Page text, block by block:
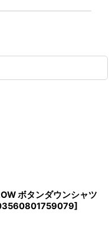
ボタンダウンシャツ
]